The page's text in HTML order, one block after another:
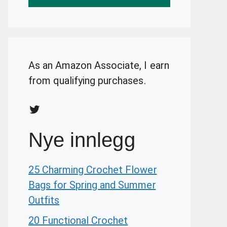
As an Amazon Associate, I earn
from qualifying purchases.
Twitter
Nye innlegg
25 Charming Crochet Flower
Bags for Spring and Summer
Outfits
20 Functional Crochet